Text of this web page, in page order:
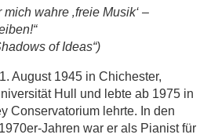
wahre ‚freie Musik‘ –
of Ideas“)
August 1945 in Chichester,
Hull und lebte ab 1975 in
Conservatorium lehrte. In den
Jahren war er als Pianist für